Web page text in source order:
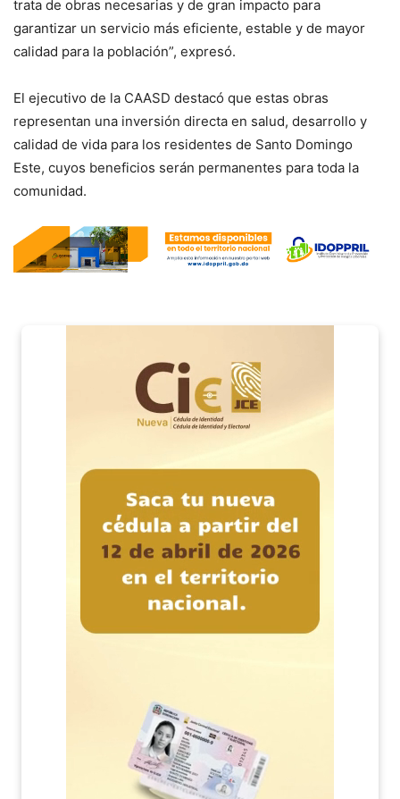
trata de obras necesarias y de gran impacto para
garantizar un servicio más eficiente, estable y de mayor
calidad para la población”, expresó.
El ejecutivo de la CAASD destacó que estas obras
representan una inversión directa en salud, desarrollo y
calidad de vida para los residentes de Santo Domingo
Este, cuyos beneficios serán permanentes para toda la
comunidad.